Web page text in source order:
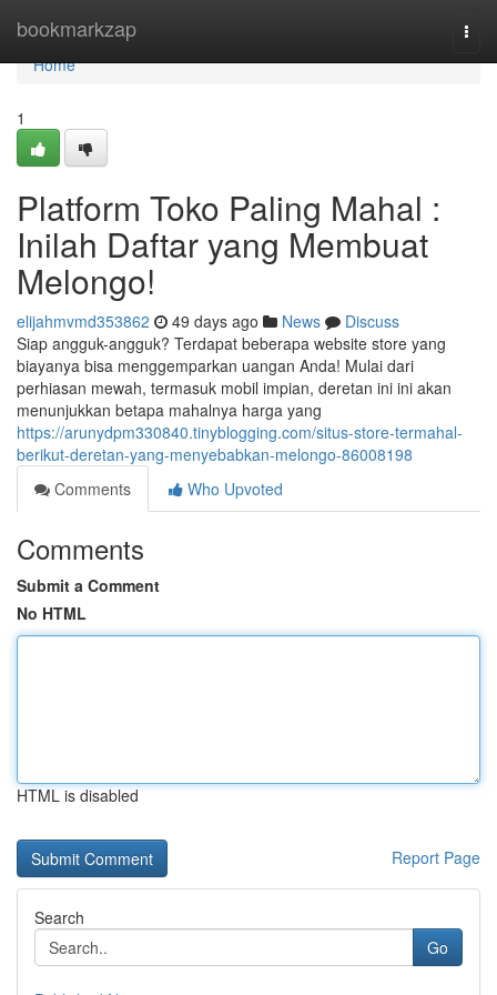
bookmarkzap
Home
Home
1
Platform Toko Paling Mahal :
Inilah Daftar yang Membuat
Melongo!
elijahmvmd353862 49 days ago News
Discuss
Siap angguk-angguk? Terdapat beberapa website store yang
biayanya bisa menggemparkan uangan Anda! Mulai dari
perhiasan mewah, termasuk mobil impian, deretan ini ini akan
menunjukkan betapa mahalnya harga yang
https://arunydpm330840.tinyblogging.com/situs-store-termahal-
berikut-deretan-yang-menyebabkan-melongo-86008198
Comments
Who Upvoted
Comments
Submit a Comment
No HTML
HTML is disabled
Report Page
Search
Go